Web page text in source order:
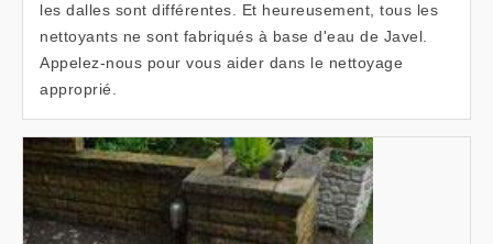
les dalles sont différentes. Et heureusement, tous les
nettoyants ne sont fabriqués à base d'eau de Javel.
Appelez-nous pour vous aider dans le nettoyage
approprié.